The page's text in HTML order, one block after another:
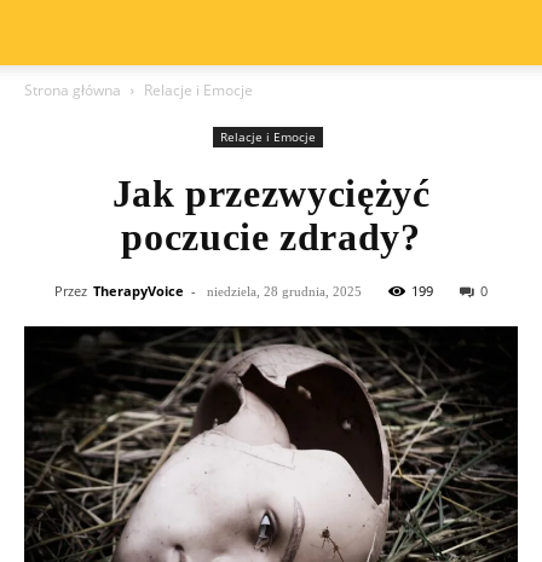
Strona główna Relacje i Emocje
Relacje i Emocje
Jak przezwyciężyć
poczucie zdrady?
Przez TherapyVoice - niedziela, 28 grudnia, 2025 199 0